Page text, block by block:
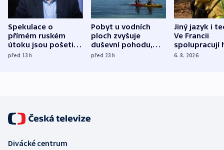
Spekulace o
přímém ruském
útoku jsou pošetilé,
míní estonský
před 13h
Pobyt u vodních
ploch zvyšuje
duševní pohodu,
ukázala
před 23h
Jiný jazyk i
Ve Francii
spolupracují
různých zemí
6. 8. 2026
Divácké centrum